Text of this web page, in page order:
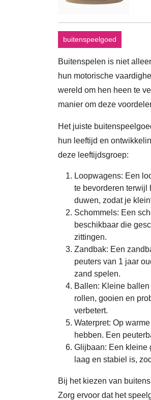
buitenspeelgoed
Buitenspelen is niet
hun motorische
wereld om hen heen te
manier om deze
Het juiste
hun leeftijd en
deze leeftijdsgroep:
Loopwagens: Een
te bevorderen terwijl
duwen, zodat je
Schommels: Een
beschikbaar die
zittingen.
Zandbak: Een
peuters van 1 jaar
zand spelen.
Ballen: Kleine
rollen, gooien en
verbetert.
Waterpret: Op
hebben. Een
Glijbaan: Een kleine
laag en stabiel is,
Bij het kiezen van
Zorg ervoor dat het